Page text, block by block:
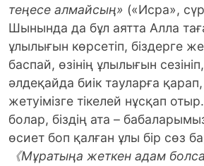
теңесе алмайсың» («Исра»,
Шынында да бұл аятта Алла
ұлылығын көрсетіп, біздерге
баспай, өзінің ұлылығын
әлдеқайда биік тауларға
жетуімізге тікелей нұсқап
болар, біздің ата –
өсиет боп қалған ұлы бір сөз
《Мұратыңа жеткен адам